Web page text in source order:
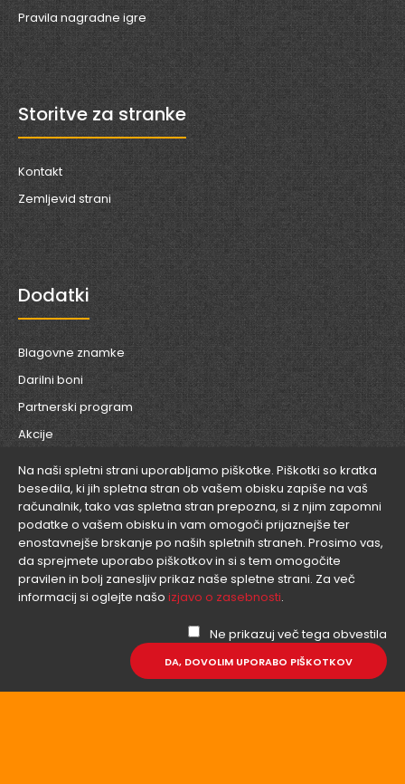
Na naši spletni strani uporabljamo piškotke. Piškotki so kratka
besedila, ki jih spletna stran ob vašem obisku zapiše na vaš
računalnik, tako vas spletna stran prepozna, si z njim zapomni
podatke o vašem obisku in vam omogoči prijaznejše ter
enostavnejše brskanje po naših spletnih straneh. Prosimo vas,
da sprejmete uporabo piškotkov in si s tem omogočite
pravilen in bolj zanesljiv prikaz naše spletne strani. Za več
informacij si oglejte našo izjavo o zasebnosti.
Ne prikazuj več tega obvestila
DA, DOVOLIM UPORABO PIŠKOTKOV
Preko hribov in dolin, v deželi, kjer je vse mogoče, živijo
vijolični Tinki Binki, zeleni Dipsi, ru..
Pravila nagradne igre
Storitve za stranke
Kontakt
Zemljevid strani
Dodatki
Blagovne znamke
Darilni boni
Partnerski program
Akcije
Moj račun
Moj račun
Novice